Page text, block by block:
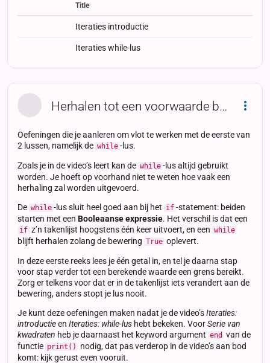
StatusStatus Type
Title
Iteraties introductie
Iteraties while-lus
Herhalen tot een voorwaarde bereikt is
Oefeningen die je aanleren om vlot te werken met de eerste van
2 lussen, namelijk de while -lus.
Zoals je in de video’s leert kan de while -lus altijd gebruikt
worden. Je hoeft op voorhand niet te weten hoe vaak een
herhaling zal worden uitgevoerd.
De while -lus sluit heel goed aan bij het if -statement: beiden
starten met een Booleaanse expressie. Het verschil is dat een
if z’n takenlijst hoogstens één keer uitvoert, en een while
blijft herhalen zolang de bewering True oplevert.
In deze eerste reeks lees je één getal in, en tel je daarna stap
voor stap verder tot een berekende waarde een grens bereikt.
Zorg er telkens voor dat er in de takenlijst iets verandert aan de
bewering, anders stopt je lus nooit.
Je kunt deze oefeningen maken nadat je de video’sIteraties:
introductieen Iteraties: while-lus hebt bekeken. VoorSerie van
kwadraten heb je daarnaast het keyword argument end van de
functie print()
nodig, dat pas verderop in de video’s aan bod
komt: kijk gerust even vooruit.